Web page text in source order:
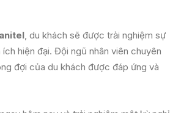
, du khách sẽ được trải nghiệm sự
hiện đại. Đội ngũ nhân viên chuyên
đợi của du khách được đáp ứng và